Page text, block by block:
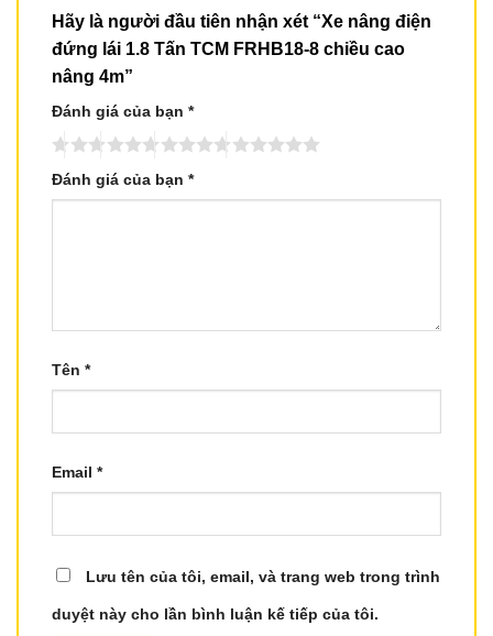
Hãy là người đầu tiên nhận xét “Xe nâng điện
đứng lái 1.8 Tấn TCM FRHB18-8 chiều cao
nâng 4m”
Đánh giá của bạn *
Đánh giá của bạn *
Tên *
Email *
Lưu tên của tôi, email, và trang web trong trình
duyệt này cho lần bình luận kế tiếp của tôi.